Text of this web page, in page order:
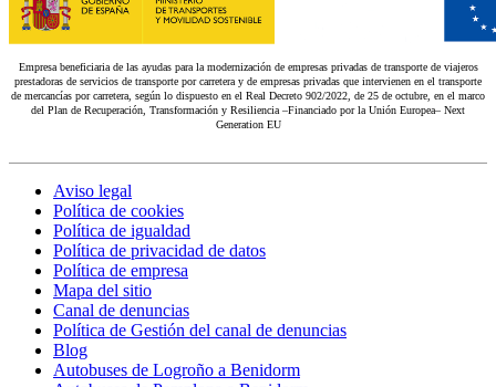
Empresa beneficiaria de las ayudas para la modernización de empresas privadas de transporte de viajeros
prestadoras de servicios de transporte por carretera y de empresas privadas que intervienen en el transporte
de mercancías por carretera, según lo dispuesto en el Real Decreto 902/2022, de 25 de octubre, en el marco
del Plan de Recuperación, Transformación y Resiliencia –Financiado por la Unión Europea– Next
Generation EU
Aviso legal
Política de cookies
Política de igualdad
Política de privacidad de datos
Política de empresa
Mapa del sitio
Canal de denuncias
Política de Gestión del canal de denuncias
Blog
Autobuses de Logroño a Benidorm